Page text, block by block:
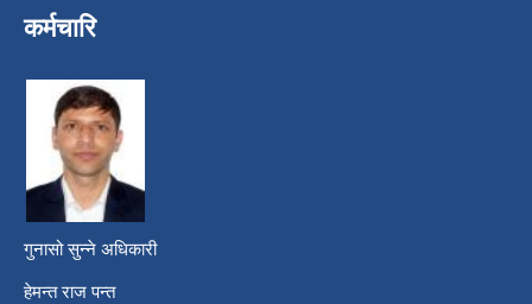
कर्मचारि
गुनासो सुन्ने अधिकारी
हेमन्त राज पन्त